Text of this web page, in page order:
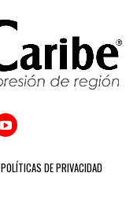
POLÍTICAS DE PRIVACIDAD